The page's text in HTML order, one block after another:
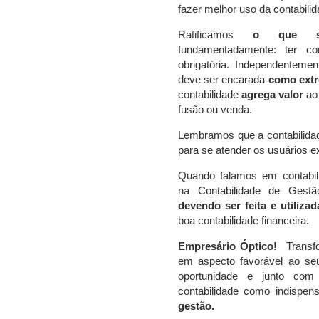
fazer melhor uso da
Ratificamos o que
fundamentadamente: ter
obrigatória.
deve ser encarada como
contabilidadeagrega valor
fusão ou venda.
Lembramos que a
para se atender os usuários
Quando falamos em
na Contabilidade de
devendo ser feita e
boa contabilidade financeira.
Empresário Óptico!
em aspecto favorável ao
oportunidade e junto
contabilidade como
gestão.